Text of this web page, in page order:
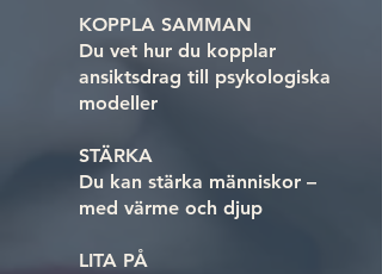
KOPPLA SAMMAN
Du vet hur du kopplar
ansiktsdrag till psykologiska
modeller
STÄRKA
Du kan stärka människor –
med värme och djup
LITA PÅ